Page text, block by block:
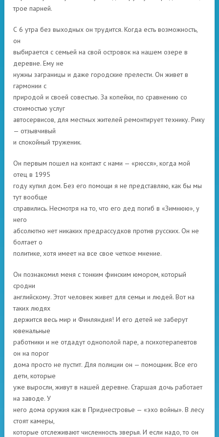
трое парней.
С 6 утра без выходных он трудится. Когда есть возможность,
он
выбирается с семьей на свой островок на нашем озере в
деревне. Ему не
нужны заграницы и даже городские прелести. Он живет в
гармонии с
природой и своей совестью. За копейки, по сравнению со
стоимостью услуг
автосервисов, для местных жителей ремонтирует технику. Рику
— отзывчивый
и спокойный труженик.
Он первым пошел на контакт с нами — «рюсся», когда мой
отец в 1995
году купил дом. Без его помощи я не представляю, как бы мы
тут вообще
справились. Несмотря на то, что его дед погиб в «Зимнюю», у
него
абсолютно нет никаких предрассудков против русских. Он не
болтает о
политике, хотя имеет на все свое четкое мнение.
Он познакомил меня с тонким финским юмором, который
сродни
английскому. Этот человек живет для семьи и людей. Вот на
таких людях
держится весь мир и Финляндия! И его детей не заберут
ювенальные
работники и не отдадут однополой паре, а психотерапевтов
он на порог
дома просто не пустит. Для полиции он — помощник. Все его
дети, которые
уже выросли, живут в нашей деревне. Старшая дочь работает
на заводе. У
него дома оружия как в Приднестровье — «эхо войны». В лесу
стоят камеры,
которые отслеживают численность зверья. И если надо, то он